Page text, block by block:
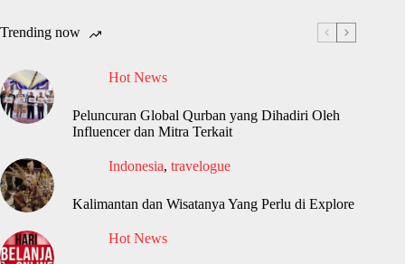
Trending now
Hot News
Peluncuran Global Qurban yang Dihadiri Oleh
Influencer dan Mitra Terkait
Indonesia, travelogue
Kalimantan dan Wisatanya Yang Perlu di Explore
Hot News